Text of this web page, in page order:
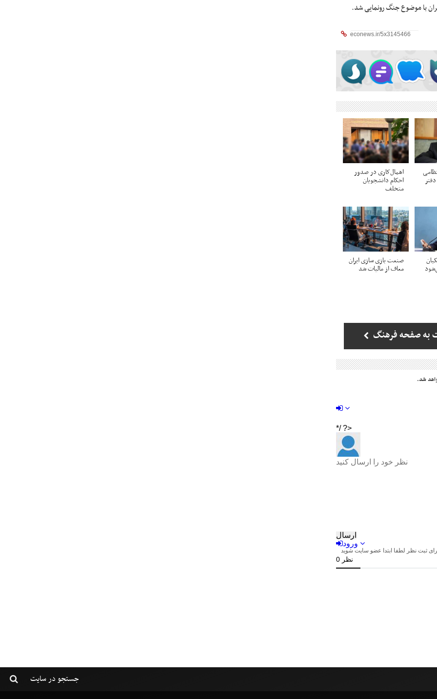
با موضوع جنگ رونمایی شد.
اهمال‌کاری در صدور
احکام‌ دانشجویان
متخلف
صنعت بازی سازی ایران
معاف از مالیات شد
به صفحه فرهنگ
شد.